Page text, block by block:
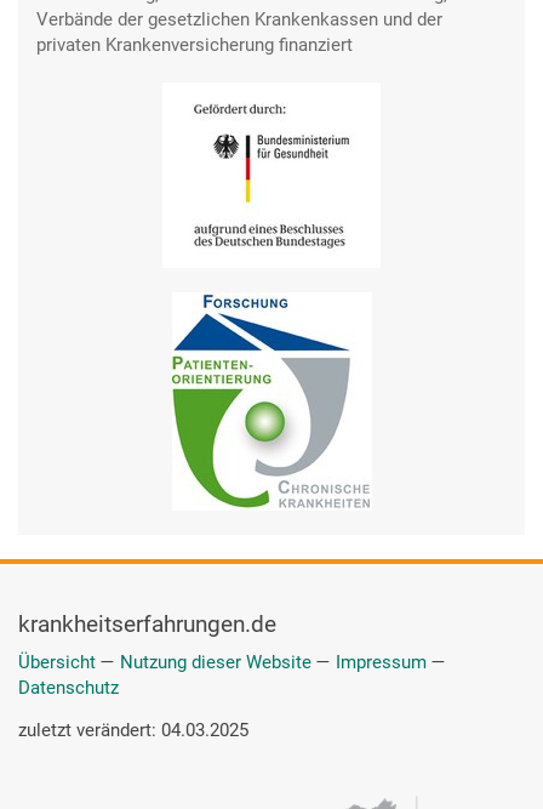
Verbände der gesetzlichen Krankenkassen und der
privaten Krankenversicherung finanziert
krankheitserfahrungen.de
Übersicht — Nutzung dieser Website — Impressum —
Datenschutz
zuletzt verändert: 04.03.2025